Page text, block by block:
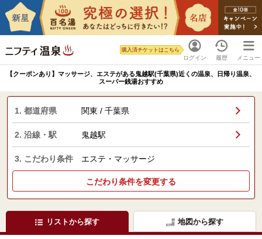
ログイン
購入済チケットはこちら
履歴 メニュー
【クーポンあり】マッサージ、エステがある鬼越駅(千葉県)近くの温泉、日帰り温泉、
スーパー銭湯おすすめ
1. 都道府県 関東 / 千葉県
2. 沿線・駅 鬼越駅
3. こだわり条件 エステ・マッサージ
こだわり条件を変更する
リストから探す 地図から探す